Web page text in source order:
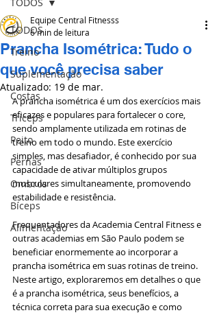
TODOS
Treino
Suplementação
Costas
Tríceps
Peito
Pernas
Ombros
Bíceps
Alimentação
Prancha Isométrica: Tudo o
que você precisa saber
Equipe Central Fitnesss
6 min de leitura
Atualizado: 19 de mar.
A prancha isométrica é um dos exercícios mais
eficazes e populares para fortalecer o core,
sendo amplamente utilizada em rotinas de
treino em todo o mundo. Este exercício
simples, mas desafiador, é conhecido por sua
capacidade de ativar múltiplos grupos
musculares simultaneamente, promovendo
estabilidade e resistência.
Frequentadores da Academia Central Fitness e
outras academias em São Paulo podem se
beneficiar enormemente ao incorporar a
prancha isométrica em suas rotinas de treino.
Neste artigo, exploraremos em detalhes o que
é a prancha isométrica, seus benefícios, a
técnica correta para sua execução e como